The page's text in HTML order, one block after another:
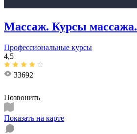
Массаж. Курсы массажа.
Профессиональные курсы
4,5
33692
Позвонить
Показать на карте